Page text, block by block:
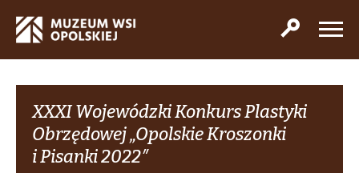
XXXI Wojewódzki Konkurs Plastyki
Obrzędowej „Opolskie Kroszonki
i Pisanki 2022″